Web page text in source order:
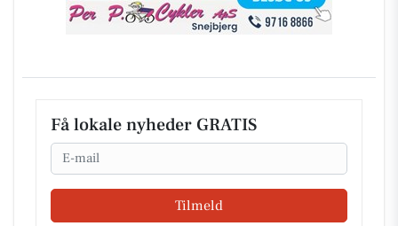
Få lokale nyheder GRATIS
Email
Tilmeld